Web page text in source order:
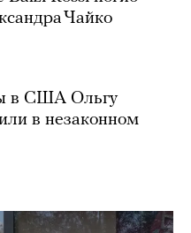
Чайко
в США Ольгу
в незаконном